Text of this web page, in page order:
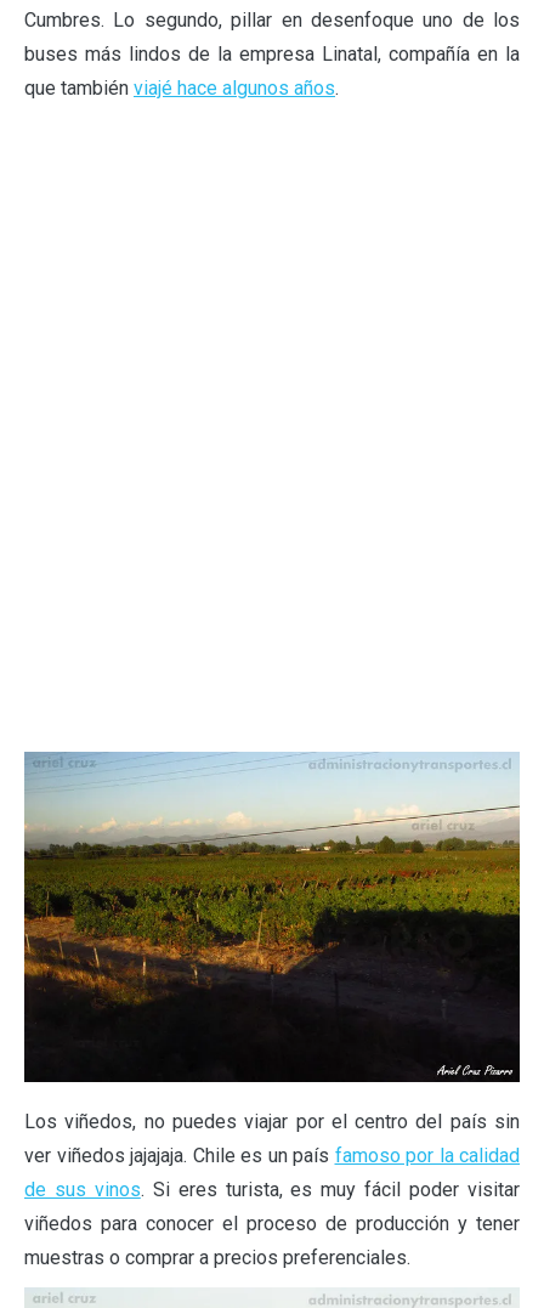
Cumbres. Lo segundo, pillar en desenfoque uno de los
buses más lindos de la empresa Linatal, compañía en la
que también viajé hace algunos años.
Los viñedos, no puedes viajar por el centro del país sin
ver viñedos jajajaja. Chile es un país famoso por la calidad
de sus vinos. Si eres turista, es muy fácil poder visitar
viñedos para conocer el proceso de producción y tener
muestras o comprar a precios preferenciales.